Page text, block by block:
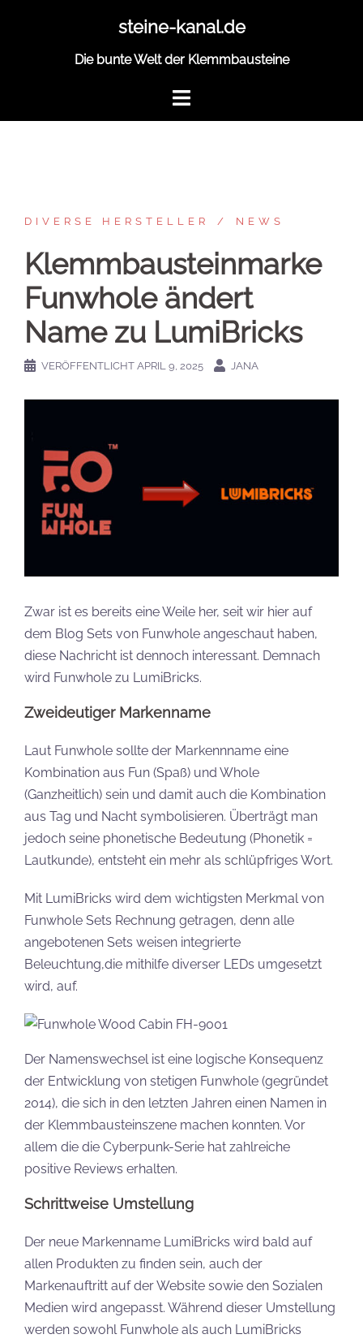
steine-kanal.de
Die bunte Welt der Klemmbausteine
DIVERSE HERSTELLER NEWS
Klemmbausteinmarke
Funwhole ändert
Name zu LumiBricks
VERÖFFENTLICHT APRIL 9, 2025 JANA
Zwar ist es bereits eine Weile her, seit wir hier auf
dem Blog Sets von Funwhole angeschaut haben,
diese Nachricht ist dennoch interessant. Demnach
wird Funwhole zu LumiBricks.
Zweideutiger Markenname
Laut Funwhole sollte der Markennname eine
Kombination aus Fun (Spaß) und Whole
(Ganzheitlich) sein und damit auch die Kombination
aus Tag und Nacht symbolisieren. Überträgt man
jedoch seine phonetische Bedeutung (Phonetik =
Lautkunde), entsteht ein mehr als schlüpfriges Wort.
Mit LumiBricks wird dem wichtigsten Merkmal von
Funwhole Sets Rechnung getragen, denn alle
angebotenen Sets weisen integrierte
Beleuchtung,die mithilfe diverser LEDs umgesetzt
wird, auf.
Der Namenswechsel ist eine logische Konsequenz
der Entwicklung von stetigen Funwhole (gegründet
2014), die sich in den letzten Jahren einen Namen in
der Klemmbausteinszene machen konnten. Vor
allem die die Cyberpunk-Serie hat zahlreiche
positive Reviews erhalten.
Schrittweise Umstellung
Der neue Markenname LumiBricks wird bald auf
allen Produkten zu finden sein, auch der
Markenauftritt auf der Website sowie den Sozialen
Medien wird angepasst. Während dieser Umstellung
werden sowohl Funwhole als auch LumiBricks